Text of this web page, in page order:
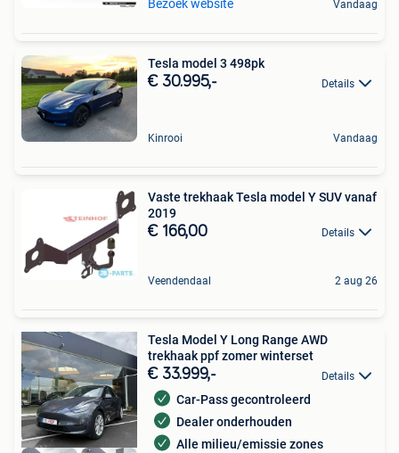
Bezoek website Vandaag
Tesla model 3 498pk
€ 30.995,- Details
Kinrooi Vandaag
Vaste trekhaak Tesla model Y SUV vanaf
2019
€ 166,00 Details
Veendendaal 2 aug 26
Tesla Model Y Long Range AWD
trekhaak ppf zomer winterset
€ 33.999,- Details
Car-Pass gecontroleerd
Dealer onderhouden
Alle milieu/emissie zones